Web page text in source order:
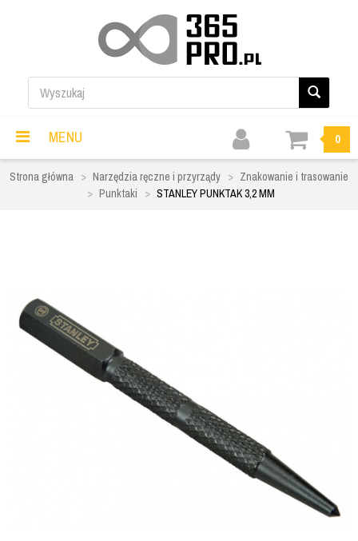
MENU 0
Strona główna Narzędzia ręczne i przyrządy
Znakowanie i trasowanie
Punktaki
STANLEY PUNKTAK 3,2 MM